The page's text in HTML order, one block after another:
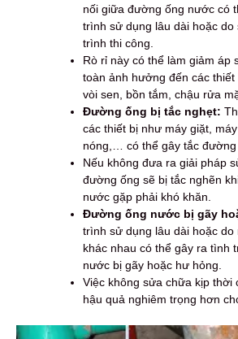
nối giữa đường ống nước có
trình sử dụng lâu dài hoặc do
trình thi công.
Rò rỉ này có thể làm giảm áp
toàn ảnh hưởng đến các
vòi sen, bồn tắm, chậu rửa
Đường ống bị tắc nghẹt:
các thiết bị như máy giặt,
nóng,… có thể gây tắc đường
Nếu không đưa ra giải pháp
đường ống sẽ bị tắc nghẽn
nước gặp phải khó khăn.
Đường ống nước bị gãy
trình sử dụng lâu dài hoặc do
khác nhau có thể gây ra tình
nước bị gãy hoặc hư hỏng.
Việc không sửa chữa kịp thời
hậu quả nghiêm trọng hơn